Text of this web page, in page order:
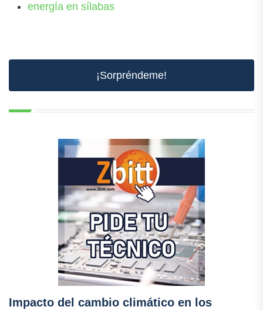
energía en sílabas
¡Sorpréndeme!
Impacto del cambio climático en los